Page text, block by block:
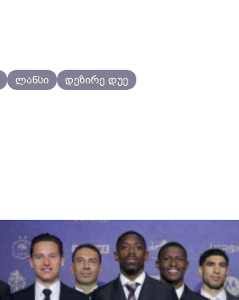
ლანსი დეზირე დუე